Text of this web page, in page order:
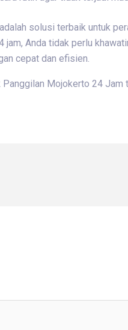
solusi terbaik untuk
Anda tidak perlu
cepat dan efisien.
Mojokerto 24 Jam